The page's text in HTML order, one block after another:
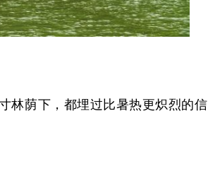
荫下，都埋过比暑热更炽烈的信